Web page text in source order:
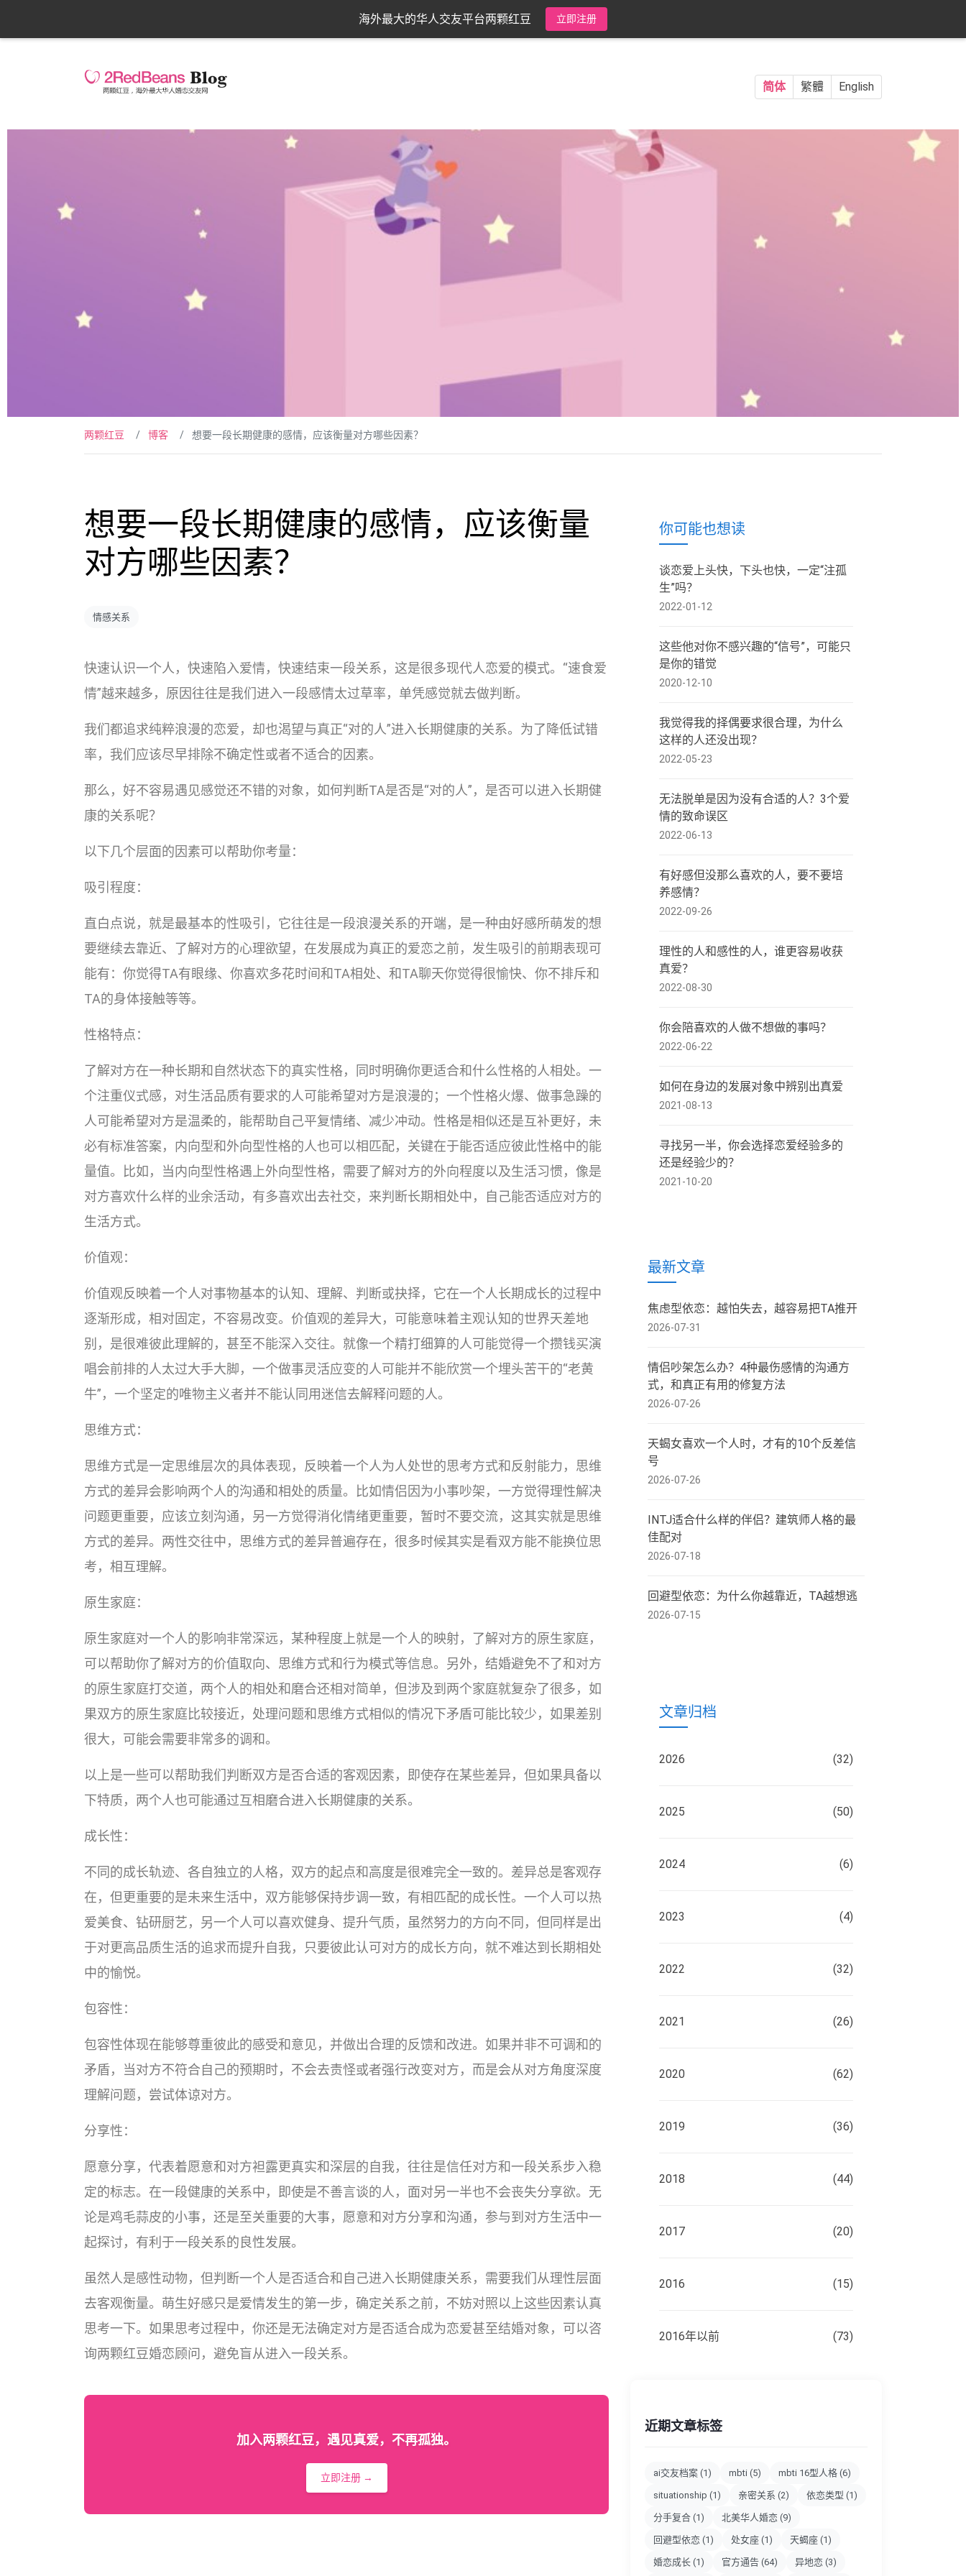
海外最大的华人交友平台两颗红豆 立即注册
简体 繁體 English
两颗红豆 博客 想要一段长期健康的感情，应该衡量对方哪些因素？
想要一段长期健康的感情，应该衡量
对方哪些因素？
情感关系
快速认识一个人，快速陷入爱情，快速结束一段关系，这是很多现代人恋爱的模式。“速食爱
情”越来越多，原因往往是我们进入一段感情太过草率，单凭感觉就去做判断。
我们都追求纯粹浪漫的恋爱，却也渴望与真正“对的人”进入长期健康的关系。为了降低试错
率，我们应该尽早排除不确定性或者不适合的因素。
那么，好不容易遇见感觉还不错的对象，如何判断TA是否是“对的人”，是否可以进入长期健
康的关系呢？
以下几个层面的因素可以帮助你考量：
吸引程度：
直白点说，就是最基本的性吸引，它往往是一段浪漫关系的开端，是一种由好感所萌发的想
要继续去靠近、了解对方的心理欲望，在发展成为真正的爱恋之前，发生吸引的前期表现可
能有：你觉得TA有眼缘、你喜欢多花时间和TA相处、和TA聊天你觉得很愉快、你不排斥和
TA的身体接触等等。
性格特点：
了解对方在一种长期和自然状态下的真实性格，同时明确你更适合和什么性格的人相处。一
个注重仪式感，对生活品质有要求的人可能希望对方是浪漫的；一个性格火爆、做事急躁的
人可能希望对方是温柔的，能帮助自己平复情绪、减少冲动。性格是相似还是互补更好，未
必有标准答案，内向型和外向型性格的人也可以相匹配，关键在于能否适应彼此性格中的能
量值。比如，当内向型性格遇上外向型性格，需要了解对方的外向程度以及生活习惯，像是
对方喜欢什么样的业余活动，有多喜欢出去社交，来判断长期相处中，自己能否适应对方的
生活方式。
价值观：
价值观反映着一个人对事物基本的认知、理解、判断或抉择，它在一个人长期成长的过程中
逐渐形成，相对固定，不容易改变。价值观的差异大，可能意味着主观认知的世界天差地
别，是很难彼此理解的，甚至不能深入交往。就像一个精打细算的人可能觉得一个攒钱买演
唱会前排的人太过大手大脚，一个做事灵活应变的人可能并不能欣赏一个埋头苦干的“老黄
牛”，一个坚定的唯物主义者并不能认同用迷信去解释问题的人。
思维方式：
思维方式是一定思维层次的具体表现，反映着一个人为人处世的思考方式和反射能力，思维
方式的差异会影响两个人的沟通和相处的质量。比如情侣因为小事吵架，一方觉得理性解决
问题更重要，应该立刻沟通，另一方觉得消化情绪更重要，暂时不要交流，这其实就是思维
方式的差异。两性交往中，思维方式的差异普遍存在，很多时候其实是看双方能不能换位思
考，相互理解。
原生家庭：
原生家庭对一个人的影响非常深远，某种程度上就是一个人的映射，了解对方的原生家庭，
可以帮助你了解对方的价值取向、思维方式和行为模式等信息。另外，结婚避免不了和对方
的原生家庭打交道，两个人的相处和磨合还相对简单，但涉及到两个家庭就复杂了很多，如
果双方的原生家庭比较接近，处理问题和思维方式相似的情况下矛盾可能比较少，如果差别
很大，可能会需要非常多的调和。
以上是一些可以帮助我们判断双方是否合适的客观因素，即使存在某些差异，但如果具备以
下特质，两个人也可能通过互相磨合进入长期健康的关系。
成长性：
不同的成长轨迹、各自独立的人格，双方的起点和高度是很难完全一致的。差异总是客观存
在，但更重要的是未来生活中，双方能够保持步调一致，有相匹配的成长性。一个人可以热
爱美食、钻研厨艺，另一个人可以喜欢健身、提升气质，虽然努力的方向不同，但同样是出
于对更高品质生活的追求而提升自我，只要彼此认可对方的成长方向，就不难达到长期相处
中的愉悦。
包容性：
包容性体现在能够尊重彼此的感受和意见，并做出合理的反馈和改进。如果并非不可调和的
矛盾，当对方不符合自己的预期时，不会去责怪或者强行改变对方，而是会从对方角度深度
理解问题，尝试体谅对方。
分享性：
愿意分享，代表着愿意和对方袒露更真实和深层的自我，往往是信任对方和一段关系步入稳
定的标志。在一段健康的关系中，即使是不善言谈的人，面对另一半也不会丧失分享欲。无
论是鸡毛蒜皮的小事，还是至关重要的大事，愿意和对方分享和沟通，参与到对方生活中一
起探讨，有利于一段关系的良性发展。
虽然人是感性动物，但判断一个人是否适合和自己进入长期健康关系，需要我们从理性层面
去客观衡量。萌生好感只是爱情发生的第一步，确定关系之前，不妨对照以上这些因素认真
思考一下。如果思考过程中，你还是无法确定对方是否适合成为恋爱甚至结婚对象，可以咨
询两颗红豆婚恋顾问，避免盲从进入一段关系。
加入两颗红豆，遇见真爱，不再孤独。
立即注册 →
你可能也想读
谈恋爱上头快，下头也快，一定“注孤
生”吗？
2022-01-12
这些他对你不感兴趣的“信号”，可能只
是你的错觉
2020-12-10
我觉得我的择偶要求很合理，为什么
这样的人还没出现？
2022-05-23
无法脱单是因为没有合适的人？3个爱
情的致命误区
2022-06-13
有好感但没那么喜欢的人，要不要培
养感情？
2022-09-26
理性的人和感性的人，谁更容易收获
真爱？
2022-08-30
你会陪喜欢的人做不想做的事吗？
2022-06-22
如何在身边的发展对象中辨别出真爱
2021-08-13
寻找另一半，你会选择恋爱经验多的
还是经验少的？
2021-10-20
最新文章
焦虑型依恋：越怕失去，越容易把TA推开
2026-07-31
情侣吵架怎么办？4种最伤感情的沟通方
式，和真正有用的修复方法
2026-07-26
天蝎女喜欢一个人时，才有的10个反差信
号
2026-07-26
INTJ适合什么样的伴侣？建筑师人格的最
佳配对
2026-07-18
回避型依恋：为什么你越靠近，TA越想逃
2026-07-15
文章归档
2026 (32)
2025 (50)
2024 (6)
2023 (4)
2022 (32)
2021 (26)
2020 (62)
2019 (36)
2018 (44)
2017 (20)
2016 (15)
2016年以前 (73)
近期文章标签
ai交友档案 (1) mbti (5) mbti 16型人格 (6)
situationship (1) 亲密关系 (2) 依恋类型 (1)
分手复合 (1) 北美华人婚恋 (9)
回避型依恋 (1) 处女座 (1) 天蝎座 (1)
婚恋成长 (1) 官方通告 (64) 异地恋 (3)